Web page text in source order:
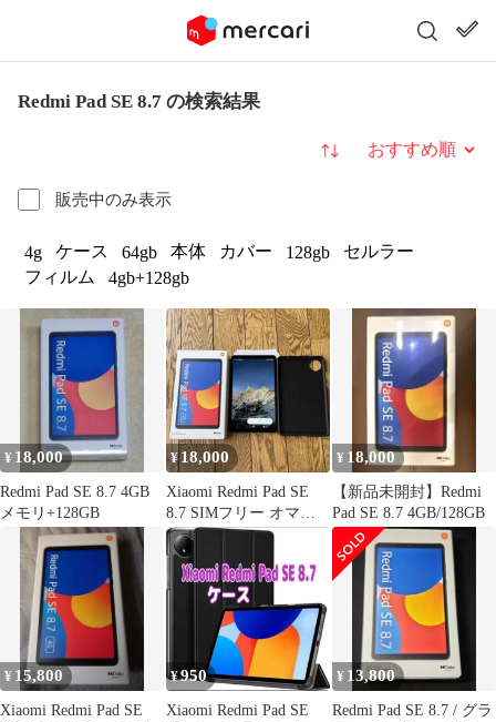
Redmi Pad SE 8.7 の検索結果
販売中のみ表示
並び替え
4g ケース 64gb 本体 カバー 128gb
セルラー
フィルム
4gb+128gb
¥ 18,000
Redmi Pad SE 8.7 4GB
メモリ+128GB
¥ 18,000
Xiaomi Redmi Pad SE
8.7 SIMフリー オマケ
付
¥ 18,000
【新品未開封】Redmi
Pad SE 8.7 4GB/128GB
¥ 15,800
Xiaomi Redmi Pad SE
¥950
Xiaomi Redmi Pad SE
¥ 13,800
Redmi Pad SE 8.7 / グラ